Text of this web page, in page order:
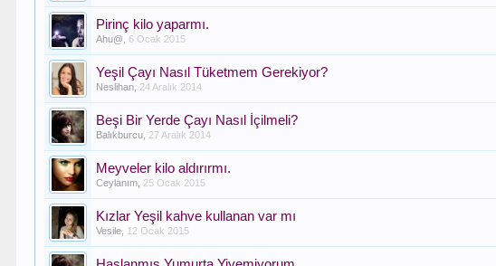
Pirinç kilo yaparmı.
Ahu@ 6 Ocak 2015
Yeşil Çayı Nasıl Tüketmem Gerekiyor?
Neslihan 24 Aralık 2014
Beşi Bir Yerde Çayı Nasıl İçilmeli?
Balıkburcu 27 Aralık 2014
Meyveler kilo aldırırmı.
Ceylanım 25 Ocak 2015
Kızlar Yeşil kahve kullanan var mı
Vesile 12 Ocak 2015